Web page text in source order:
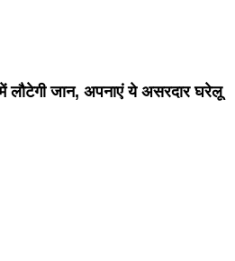
लौटेगी जान, अपनाएं ये असरदार घरेलू